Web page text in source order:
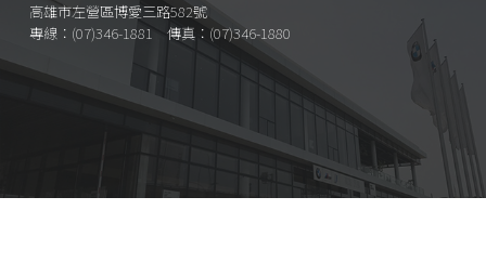
高雄市左營區博愛三路582號
專線：(07)346-1881 傳真：(07)346-1880